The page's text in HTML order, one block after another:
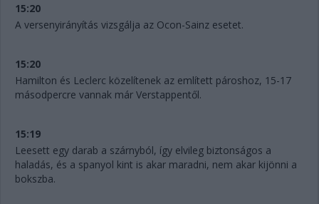
15:20
A versenyirányítás vizsgálja az Ocon-Sainz esetet.
15:20
Hamilton és Leclerc közelítenek az említett pároshoz, 15-17
másodpercre vannak már Verstappentől.
15:19
Leesett egy darab a szárnyból, így elvileg biztonságos a
haladás, és a spanyol kint is akar maradni, nem akar kijönni a
bokszba.